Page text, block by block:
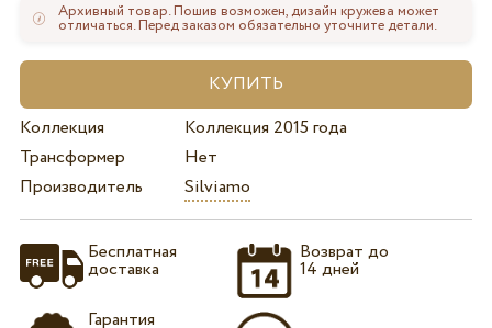
Архивный товар. Пошив возможен, дизайн кружева может
отличаться. Перед заказом обязательно уточните детали.
Коллекция
Коллекция 2015 года
Трансформер
Нет
Производитель
Silviamo
Бесплатная
доставка
Гарантия
Возврат до
14 дней